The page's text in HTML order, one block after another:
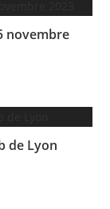
novembre
de Lyon